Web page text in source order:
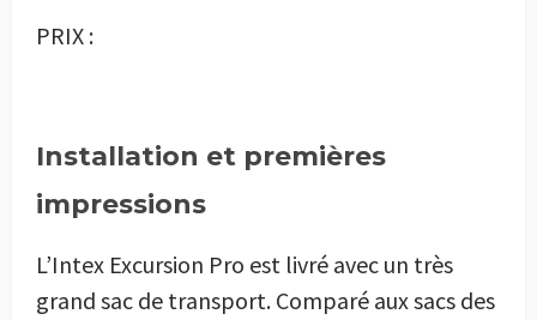
PRIX :
Installation et premières
impressions
L’Intex Excursion Pro est livré avec un très
grand sac de transport. Comparé aux sacs des